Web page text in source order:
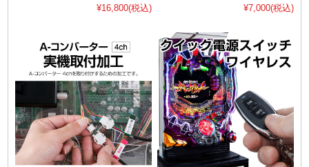
¥16,800(税込) ¥7,000(税込)